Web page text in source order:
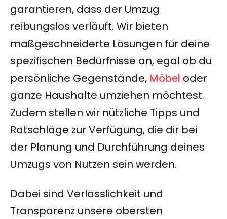
garantieren, dass der Umzug
reibungslos verläuft. Wir bieten
maßgeschneiderte Lösungen für deine
spezifischen Bedürfnisse an, egal ob du
persönliche Gegenstände, Möbel oder
ganze Haushalte umziehen möchtest.
Zudem stellen wir nützliche Tipps und
Ratschläge zur Verfügung, die dir bei
der Planung und Durchführung deines
Umzugs von Nutzen sein werden.
Dabei sind Verlässlichkeit und
Transparenz unsere obersten